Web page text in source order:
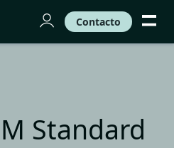
Contacto
Standard